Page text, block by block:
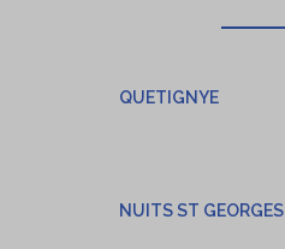
QUETIGNYE
NUITS ST GEORGES